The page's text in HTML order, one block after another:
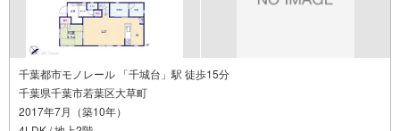
千葉都市モノレール 「千城台」駅 徒歩15分
千葉県千葉市若葉区大草町
2017年7月（築10年）